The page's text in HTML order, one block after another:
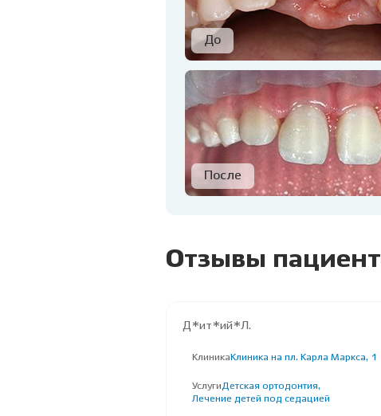
Отзывы
Д*ит*ий*Л.
Клиника Клиника на пл. Карла Маркса, 1
Услуги Детская ортодонтия,
Лечение детей под седацией